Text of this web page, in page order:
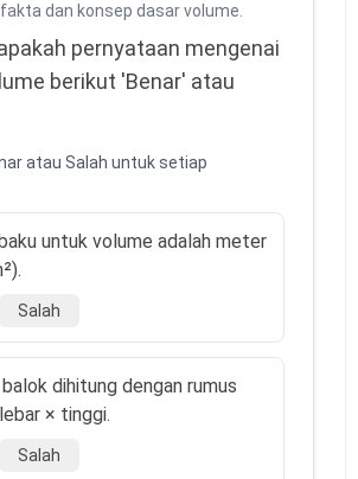
dan konsep dasar volume.
pernyataan mengenai
berikut 'Benar' atau
atau Salah untuk setiap
untuk volume adalah meter
Salah
dihitung dengan rumus
× tinggi.
Salah